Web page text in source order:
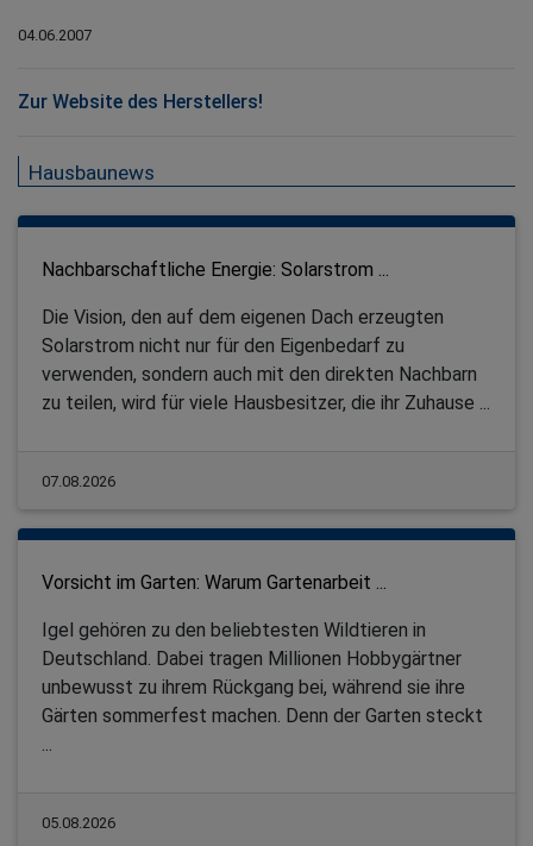
04.06.2007
Zur Website des Herstellers!
Hausbaunews
Nachbarschaftliche Energie: Solarstrom ...
Die Vision, den auf dem eigenen Dach erzeugten
Solarstrom nicht nur für den Eigenbedarf zu
verwenden, sondern auch mit den direkten Nachbarn
zu teilen, wird für viele Hausbesitzer, die ihr Zuhause ...
07.08.2026
Vorsicht im Garten: Warum Gartenarbeit ...
Igel gehören zu den beliebtesten Wildtieren in
Deutschland. Dabei tragen Millionen Hobbygärtner
unbewusst zu ihrem Rückgang bei, während sie ihre
Gärten sommerfest machen. Denn der Garten steckt
05.08.2026